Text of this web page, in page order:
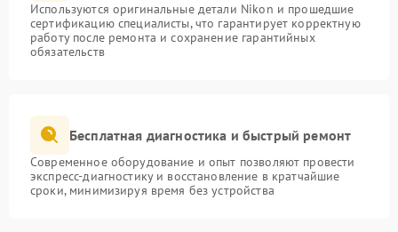
Используются оригинальные детали Nikon и прошедшие
сертификацию специалисты, что гарантирует корректную
работу после ремонта и сохранение гарантийных
обязательств
Бесплатная диагностика и быстрый ремонт
Современное оборудование и опыт позволяют провести
экспресс-диагностику и восстановление в кратчайшие
сроки, минимизируя время без устройства